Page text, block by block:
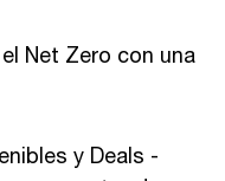
Net Zero con una
y Deals -